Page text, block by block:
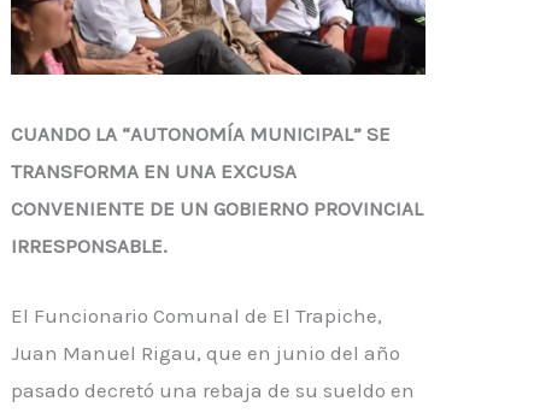
CUANDO LA “AUTONOMÍA MUNICIPAL” SE
TRANSFORMA EN UNA EXCUSA
CONVENIENTE DE UN GOBIERNO PROVINCIAL
IRRESPONSABLE.
El Funcionario Comunal de El Trapiche,
Juan Manuel Rigau, que en junio del año
pasado decretó una rebaja de su sueldo en